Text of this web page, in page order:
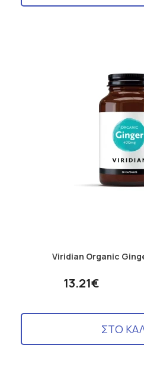
Viridian Organic
13.21€
ΣΤΟ